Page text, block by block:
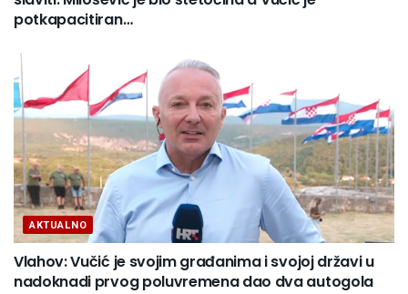
potkapacitiran…
AKTUALNO
Vlahov: Vučić je svojim građanima i svojoj državi u
nadoknadi prvog poluvremena dao dva autogola